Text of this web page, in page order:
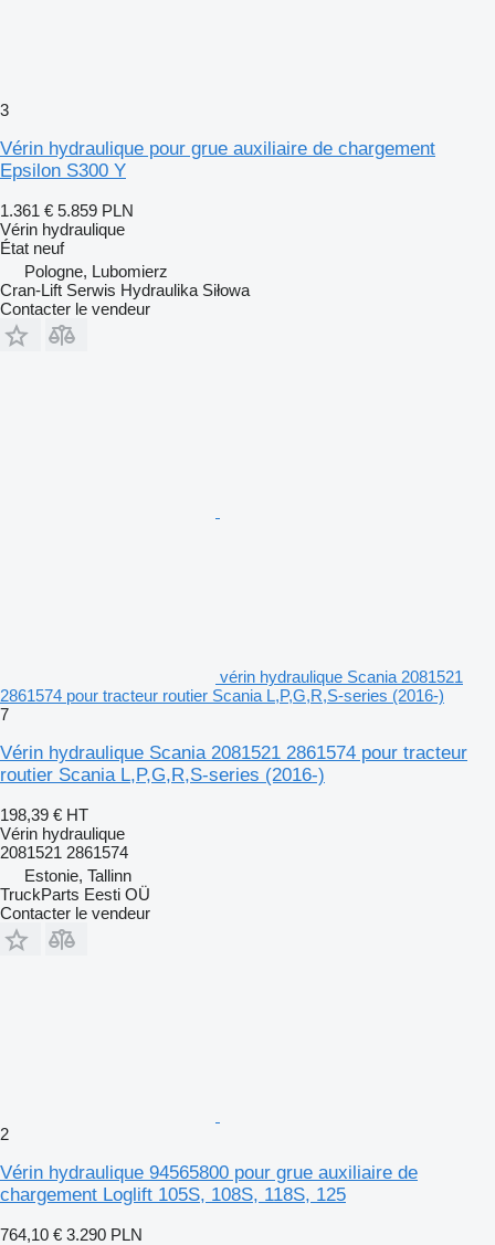
3
Vérin hydraulique pour grue auxiliaire de chargement
Epsilon S300 Y
1.361 € 5.859 PLN
Vérin hydraulique
État neuf
Pologne, Lubomierz
Cran-Lift Serwis Hydraulika Siłowa
Contacter le vendeur
vérin hydraulique Scania 2081521
2861574 pour tracteur routier Scania L,P,G,R,S-series (2016-)
7
Vérin hydraulique Scania 2081521 2861574 pour tracteur
routier Scania L,P,G,R,S-series (2016-)
198,39 € HT
Vérin hydraulique
2081521 2861574
Estonie, Tallinn
TruckParts Eesti OÜ
Contacter le vendeur
2
Vérin hydraulique 94565800 pour grue auxiliaire de
chargement Loglift 105S, 108S, 118S, 125
764,10 € 3.290 PLN